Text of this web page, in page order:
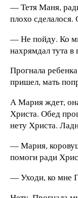
— Тетя Маня,
плохо сделалося.
— Не пойду. Ко
нахрямдал тута в
Прогнала
пришел, мать
А Мария ждет,
Христа. Обед
нету Христа.
— Мария,
помоги ради
— Уходи, ко мне